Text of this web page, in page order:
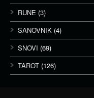
RUNE (3)
SANOVNIK (4)
SNOVI (69)
TAROT (126)